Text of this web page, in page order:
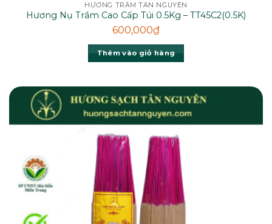
HƯƠNG TRẦM TÂN NGUYÊN
Hương Nụ Trầm Cao Cấp Túi 0.5Kg – TT45C2(0.5K)
600,000₫
Thêm vào giỏ hàng